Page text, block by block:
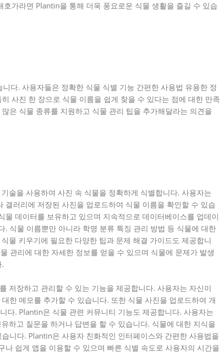
가라면 Plantin을 통해 더욱 풍요로운 식물 생활을 즐길 수 있습
다. 사용자들은 정확한 식물 식별 기능 간편한 사용법 유용한 정
사진 한 장으로 식물 이름을 쉽게 찾을 수 있다는 점에 대한 만족
은 식물 종류를 지원하고 식물 관리 팁을 추가해달라는 의견을
술을 사용하여 사진 속 식물을 정확하게 식별합니다. 사용자는
갤러리에 저장된 사진을 업로드하여 식물 이름을 확인할 수 있습
물 데이터를 보유하고 있으며 지속적으로 데이터베이스를 업데이
. 식물 이름뿐만 아니라 학명 분류 특징 관리 방법 등 식물에 대한
물 키우기에 필요한 다양한 팁과 문제 해결 가이드도 제공합니
관리에 대한 자세한 정보를 얻을 수 있으며 식물에 문제가 발생
저장하고 관리할 수 있는 기능을 제공합니다. 사용자는 자신이
한 메모를 추가할 수 있습니다. 또한 식물 사진을 업로드하여 개
다. Plantin은 식물 관련 커뮤니티 기능도 제공합니다. 사용자는
하고 질문을 하거나 답변을 할 수 있습니다. 식물에 대한 지식을
니다. Plantin은 사용자 친화적인 인터페이스와 간편한 사용법을
나 쉽게 앱을 이용할 수 있으며 빠른 식별 속도로 사용자의 시간을